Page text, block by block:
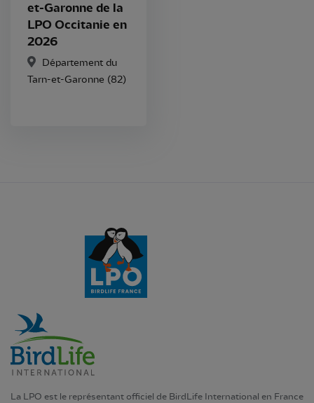
et-Garonne de la
LPO Occitanie en
2026
Département du
Tarn-et-Garonne (82)
La LPO est le représentant officiel de BirdLife International en France